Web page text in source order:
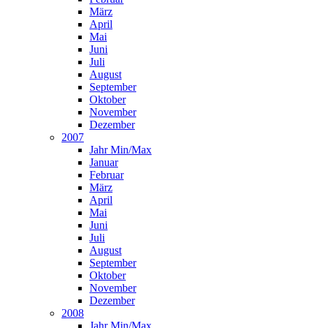
März
April
Mai
Juni
Juli
August
September
Oktober
November
Dezember
2007
Jahr Min/Max
Januar
Februar
März
April
Mai
Juni
Juli
August
September
Oktober
November
Dezember
2008
Jahr Min/Max